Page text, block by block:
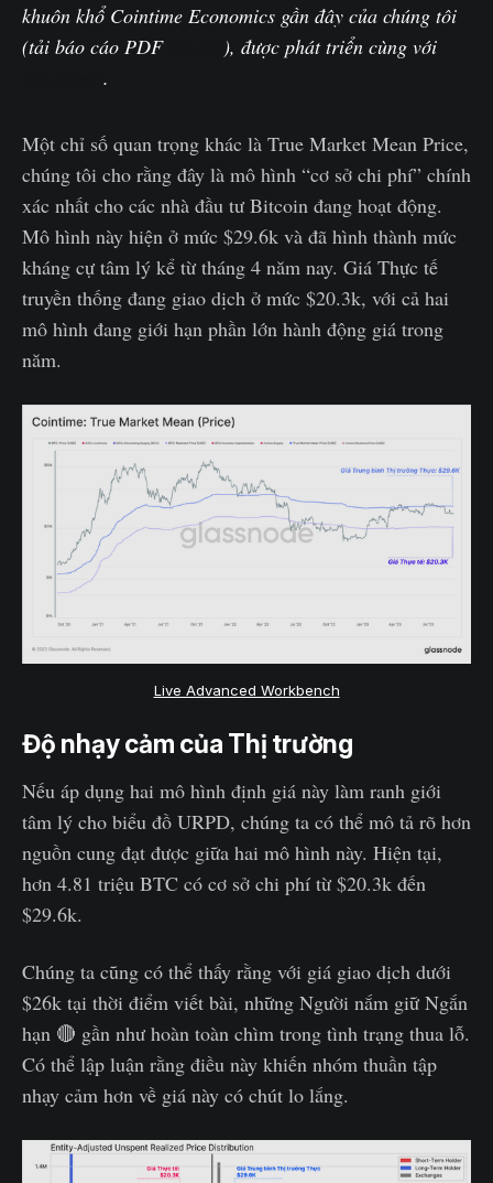
khuôn khổ Cointime Economics gần đây của chúng tôi
(tải báo cáo PDF
), được phát triển cùng với
.
Một chỉ số quan trọng khác là True Market Mean Price,
chúng tôi cho rằng đây là mô hình “cơ sở chi phí” chính
xác nhất cho các nhà đầu tư Bitcoin đang hoạt động.
Mô hình này hiện ở mức $29.6k và đã hình thành mức
kháng cự tâm lý kể từ tháng 4 năm nay. Giá Thực tế
truyền thống đang giao dịch ở mức $20.3k, với cả hai
mô hình đang giới hạn phần lớn hành động giá trong
năm.
Live Advanced Workbench
Độ nhạy cảm của Thị trường
Nếu áp dụng hai mô hình định giá này làm ranh giới
tâm lý cho biểu đồ URPD, chúng ta có thể mô tả rõ hơn
nguồn cung đạt được giữa hai mô hình này. Hiện tại,
hơn 4.81 triệu BTC có cơ sở chi phí từ $20.3k đến
$29.6k.
Chúng ta cũng có thể thấy rằng với giá giao dịch dưới
$26k tại thời điểm viết bài, những Người nắm giữ Ngắn
hạn 🔴 gần như hoàn toàn chìm trong tình trạng thua lỗ.
Có thể lập luận rằng điều này khiến nhóm thuần tập
nhạy cảm hơn về giá này có chút lo lắng.